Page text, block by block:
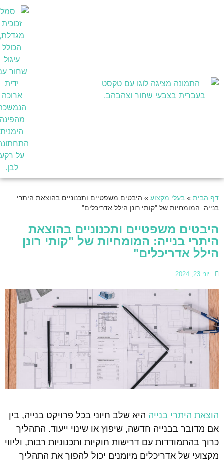
דף הבית»בעלי מקצוע»היבטים משפטיים ותכנוניים בהוצאת היתרי
בנייה: המומחיות של "קותי רונן הילל אדריכלים"
היבטים משפטיים ותכנוניים בהוצאת
היתרי בנייה: המומחיות של "קותי רונן
הילל אדריכלים"
יוני 23, 2024
הוצאת היתרי בנייההיא שלב חיוני בכל פרויקט בנייה, בין
אם מדובר בבנייה חדשה, שיפוץ או שינוי ייעוד. התהליך
כרוך בהתמודדות עם דרישות חוקיות ותכנוניות רבות, וליווי
מקצועי של אדריכלים מיומנים יכול להפוך את התהליך